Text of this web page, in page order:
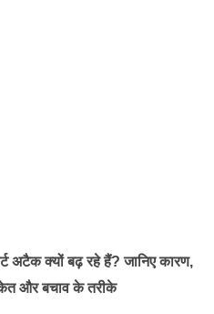
बिल्कुल भी न करने दें,
बुरा असर डाल सकती है। बच्चों
अटैक क्यों बढ़ रहे हैं? जानिए कारण,
और बचाव के तरीके